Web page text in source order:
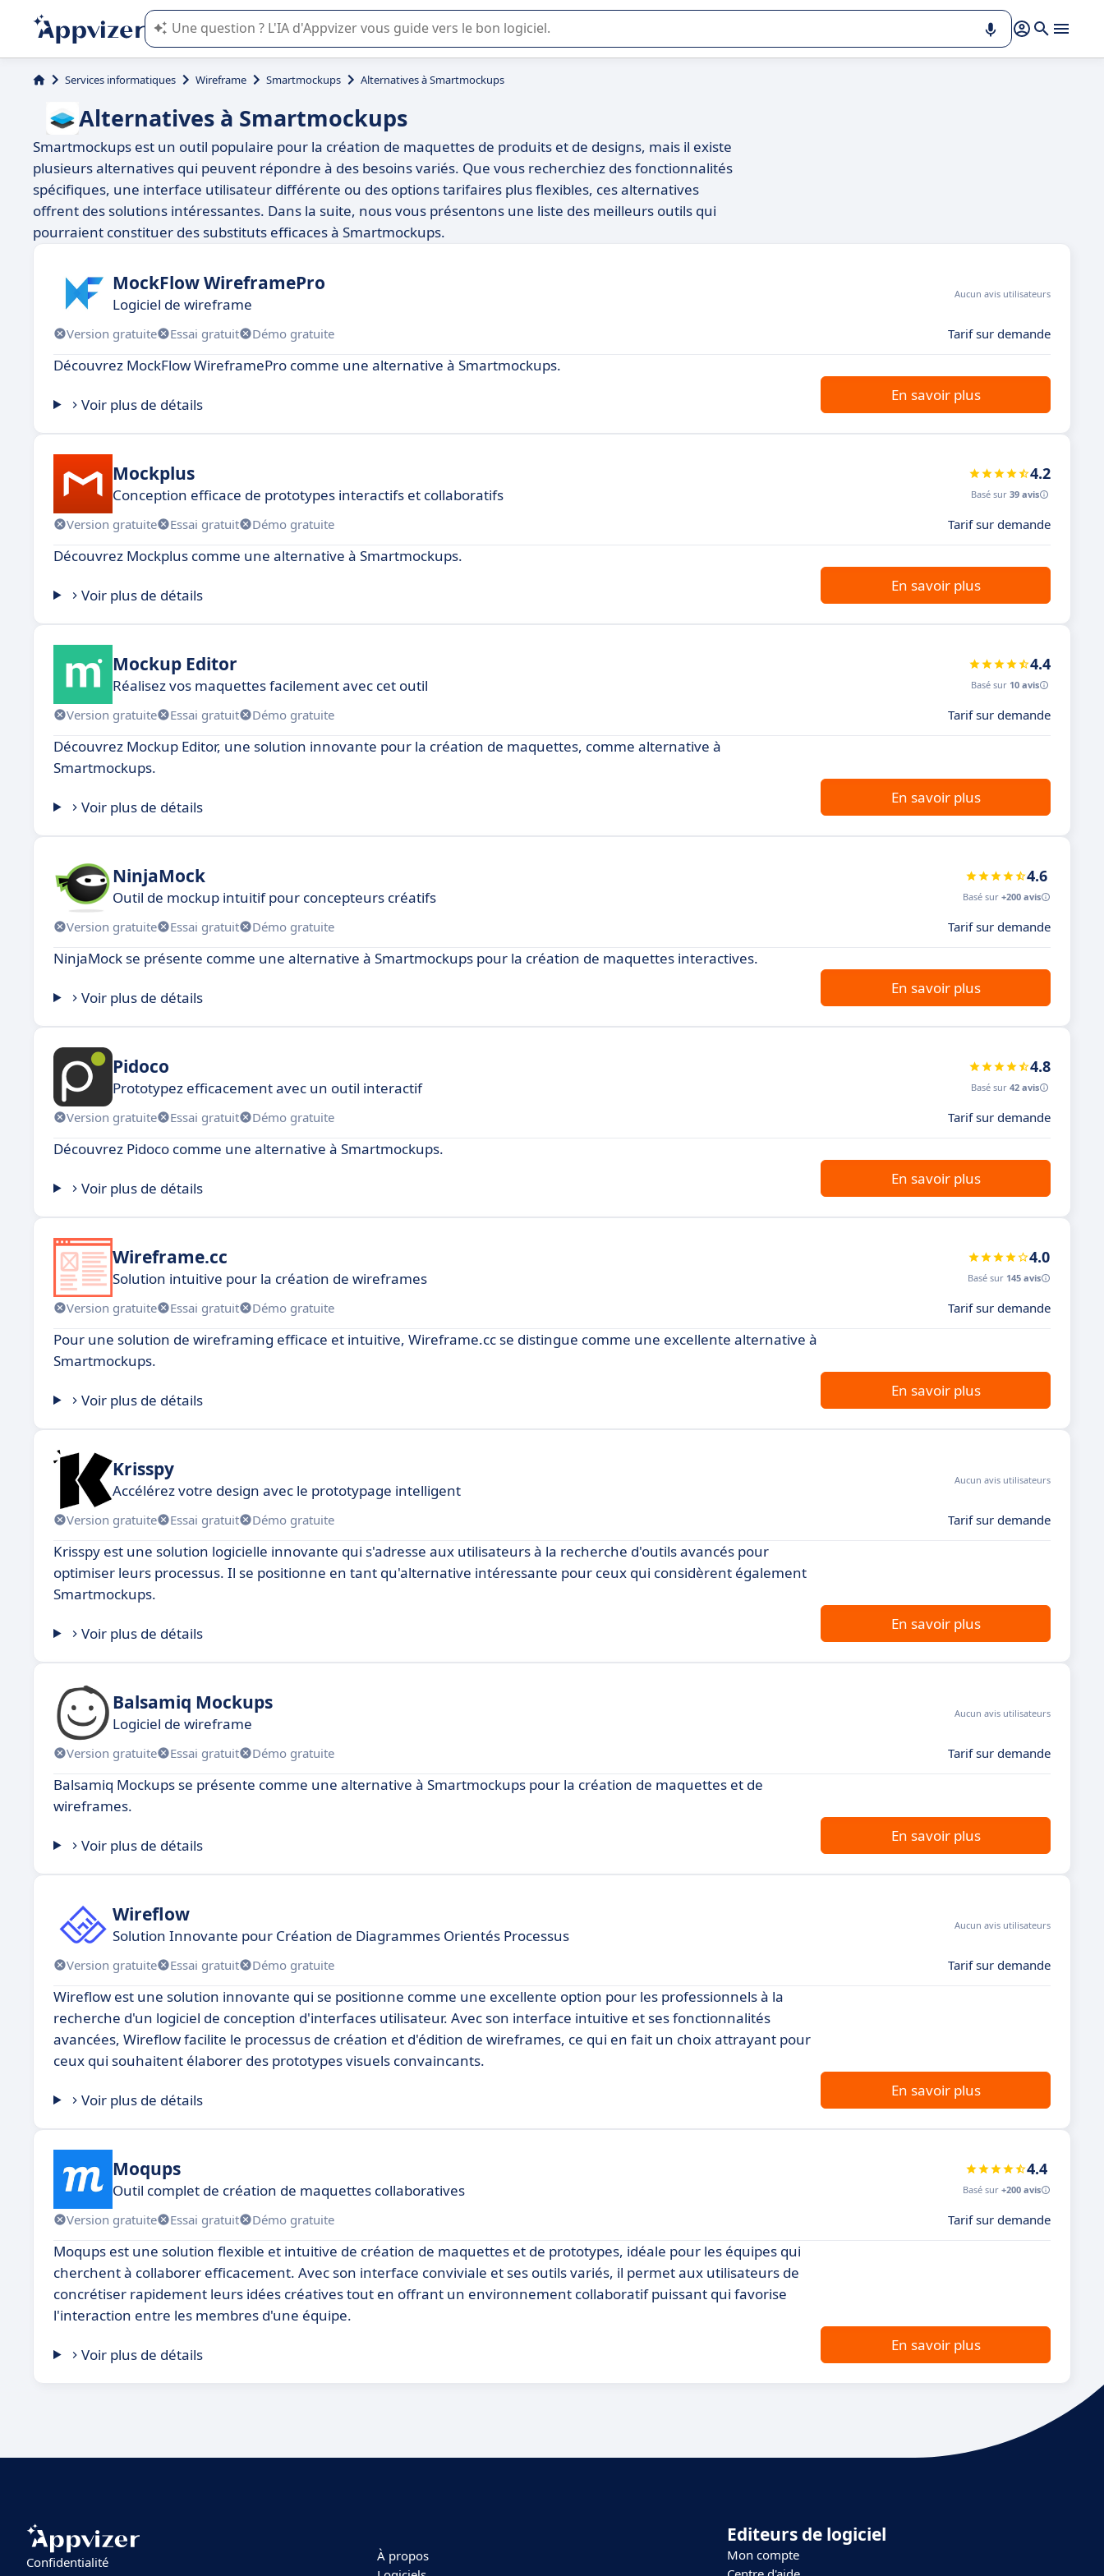
L'IA de Appvizer vous guide dans l'utilisation ou la sélection de logiciel SaaS en entreprise.
Services informatiques Wireframe Smartmockups Alternatives à Smartmockups
Alternatives à Smartmockups
Smartmockups est un outil populaire pour la création de maquettes de produits et de designs, mais il existe
plusieurs alternatives qui peuvent répondre à des besoins variés. Que vous recherchiez des fonctionnalités
spécifiques, une interface utilisateur différente ou des options tarifaires plus flexibles, ces alternatives
offrent des solutions intéressantes. Dans la suite, nous vous présentons une liste des meilleurs outils qui
pourraient constituer des substituts efficaces à Smartmockups.
MockFlow WireframePro
Logiciel de wireframe
Aucun avis utilisateurs
Version gratuite Essai gratuit Démo gratuite Tarif sur demande
Découvrez MockFlow WireframePro comme une alternative à Smartmockups.
Voir plus de détails
En savoir plus
Mockplus
Conception efficace de prototypes interactifs et collaboratifs
4.2
Basé sur 39 avis
Version gratuite Essai gratuit Démo gratuite Tarif sur demande
Découvrez Mockplus comme une alternative à Smartmockups.
Voir plus de détails
En savoir plus
Mockup Editor
Réalisez vos maquettes facilement avec cet outil
4.4
Basé sur 10 avis
Version gratuite Essai gratuit Démo gratuite Tarif sur demande
Découvrez Mockup Editor, une solution innovante pour la création de maquettes, comme alternative à
Smartmockups.
Voir plus de détails
En savoir plus
NinjaMock
Outil de mockup intuitif pour concepteurs créatifs
4.6
Basé sur +200 avis
Version gratuite Essai gratuit Démo gratuite Tarif sur demande
NinjaMock se présente comme une alternative à Smartmockups pour la création de maquettes interactives.
Voir plus de détails
En savoir plus
Pidoco
Prototypez efficacement avec un outil interactif
4.8
Basé sur 42 avis
Version gratuite Essai gratuit Démo gratuite Tarif sur demande
Découvrez Pidoco comme une alternative à Smartmockups.
Voir plus de détails
En savoir plus
Wireframe.cc
Solution intuitive pour la création de wireframes
4.0
Basé sur 145 avis
Version gratuite Essai gratuit Démo gratuite Tarif sur demande
Pour une solution de wireframing efficace et intuitive, Wireframe.cc se distingue comme une excellente alternative à
Smartmockups.
Voir plus de détails
En savoir plus
Krisspy
Accélérez votre design avec le prototypage intelligent
Aucun avis utilisateurs
Version gratuite Essai gratuit Démo gratuite Tarif sur demande
Krisspy est une solution logicielle innovante qui s'adresse aux utilisateurs à la recherche d'outils avancés pour
optimiser leurs processus. Il se positionne en tant qu'alternative intéressante pour ceux qui considèrent également
Smartmockups.
Voir plus de détails
En savoir plus
Balsamiq Mockups
Logiciel de wireframe
Aucun avis utilisateurs
Version gratuite Essai gratuit Démo gratuite Tarif sur demande
Balsamiq Mockups se présente comme une alternative à Smartmockups pour la création de maquettes et de
wireframes.
Voir plus de détails
En savoir plus
Wireflow
Solution Innovante pour Création de Diagrammes Orientés Processus
Aucun avis utilisateurs
Version gratuite Essai gratuit Démo gratuite Tarif sur demande
Wireflow est une solution innovante qui se positionne comme une excellente option pour les professionnels à la
recherche d'un logiciel de conception d'interfaces utilisateur. Avec son interface intuitive et ses fonctionnalités
avancées, Wireflow facilite le processus de création et d'édition de wireframes, ce qui en fait un choix attrayant pour
ceux qui souhaitent élaborer des prototypes visuels convaincants.
Voir plus de détails
En savoir plus
Moqups
Outil complet de création de maquettes collaboratives
4.4
Basé sur +200 avis
Version gratuite Essai gratuit Démo gratuite Tarif sur demande
Moqups est une solution flexible et intuitive de création de maquettes et de prototypes, idéale pour les équipes qui
cherchent à collaborer efficacement. Avec son interface conviviale et ses outils variés, il permet aux utilisateurs de
concrétiser rapidement leurs idées créatives tout en offrant un environnement collaboratif puissant qui favorise
l'interaction entre les membres d'une équipe.
Voir plus de détails
En savoir plus
Confidentialité
À propos
Editeurs de logiciel
Mon compte